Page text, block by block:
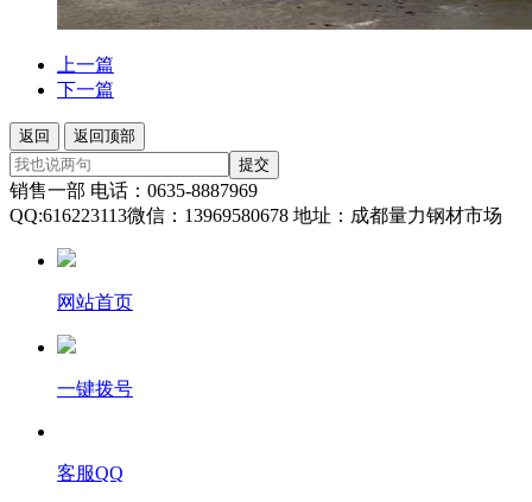
上一篇
下一篇
返回
返回顶部
提交
销售一部 电话：0635-8887969
QQ:616223113微信：13969580678 地址：成都量力钢材市场
网站首页
一键拨号
客服QQ